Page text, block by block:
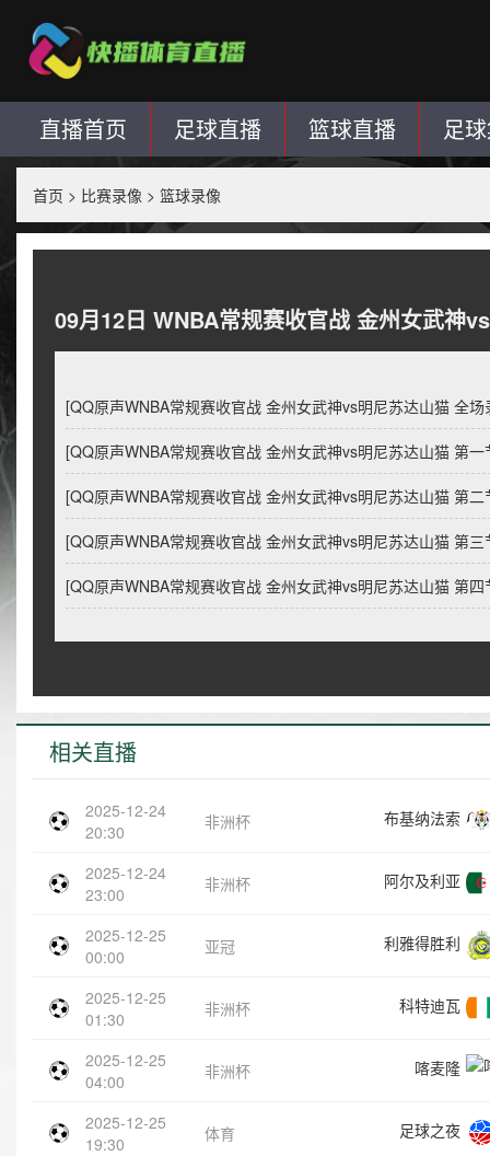
直播首页 足球直播 篮球直播 足
首页 > 比赛录像 > 篮球录像
09月12日 WNBA常规赛收官战 金州女武神
[QQ原声WNBA常规赛收官战 金州女武神vs明尼苏达山猫 全场
[QQ原声WNBA常规赛收官战 金州女武神vs明尼苏达山猫 第一
[QQ原声WNBA常规赛收官战 金州女武神vs明尼苏达山猫 第二
[QQ原声WNBA常规赛收官战 金州女武神vs明尼苏达山猫 第三
[QQ原声WNBA常规赛收官战 金州女武神vs明尼苏达山猫 第四
相关直播
2025-12-24
20:30
非洲杯 布基纳法索
2025-12-24
23:00
非洲杯 阿尔及利亚
2025-12-25
00:00
亚冠 利雅得胜利
2025-12-25
01:30
非洲杯 科特迪瓦
2025-12-25
04:00
非洲杯 喀麦隆
2025-12-25
19:30
体育 足球之夜